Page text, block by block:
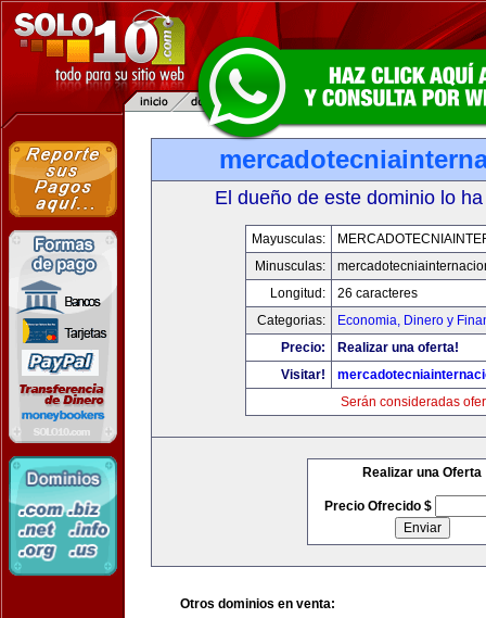
El dueño de este dominio lo
Mayusculas:
Minusculas:
Longitud:
26 caracteres
Categorias:
Economia, Dinero y
Precio:
Realizar una oferta!
Visitar!
Serán consideradas
Realizar una Oferta
Precio Ofrecido $
Otros dominios en venta: